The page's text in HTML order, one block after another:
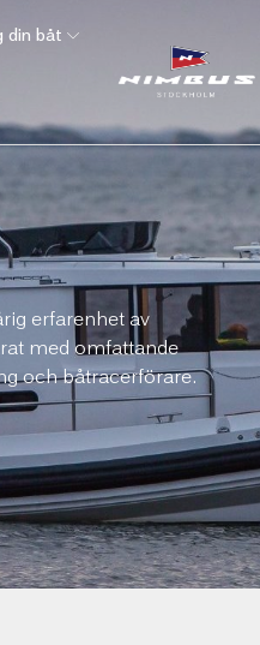
din båt
erfarenhet av
med omfattande
och båtracerförare.